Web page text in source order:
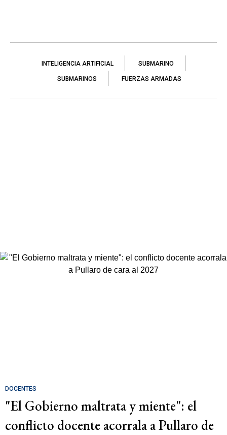
INTELIGENCIA ARTIFICIAL SUBMARINO
SUBMARINOS FUERZAS ARMADAS
DOCENTES
"El Gobierno maltrata y miente": el
conflicto docente acorrala a Pullaro de